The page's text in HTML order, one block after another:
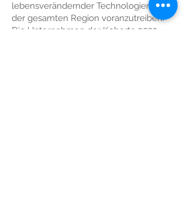
lebensverändernder Technologien in
der gesamten Region voranzutreiben.
Die Unternehmen der Kohorte 2022